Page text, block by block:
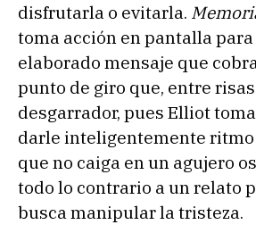
disfrutarla o evitarla.
toma acción en pantalla
elaborado mensaje que
punto de giro que, entre
desgarrador, pues Elliot
darle inteligentemente
que no caiga en un agujero
todo lo contrario a un relato
busca manipular la tristeza.